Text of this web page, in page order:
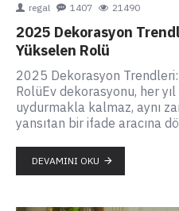
regal 1407 21490
2025 Dekorasyon
Yükselen Rolü
2025 Dekorasyon
RolüEv dekorasyonu, her
uydurmakla kalmaz, aynı
yansıtan bir ifade aracına
DEVAMINI OKU